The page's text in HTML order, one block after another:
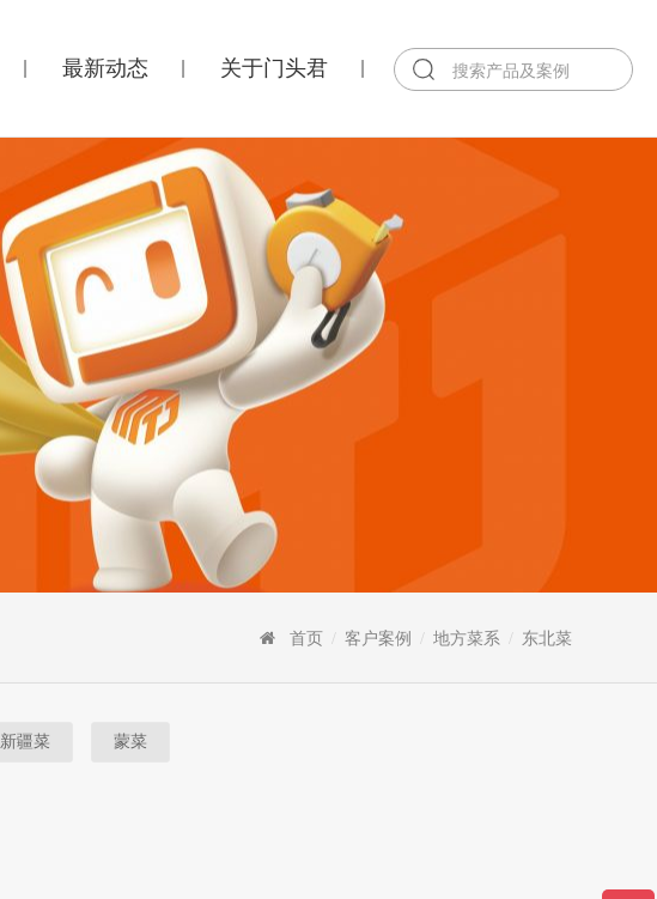
最新动态 关于门头君
首页 / 客户案例 / 地方菜系 / 东北菜
新疆菜 蒙菜